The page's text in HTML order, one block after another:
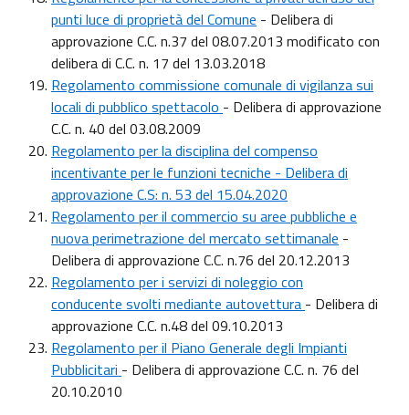
punti luce di proprietà del Comune - Delibera di
approvazione C.C. n.37 del 08.07.2013 modificato con
delibera di C.C. n. 17 del 13.03.2018
Regolamento commissione comunale di vigilanza sui
locali di pubblico spettacolo - Delibera di approvazione
C.C. n. 40 del 03.08.2009
Regolamento per la disciplina del compenso
incentivante per le funzioni tecniche - Delibera di
approvazione C.S: n. 53 del 15.04.2020
Regolamento per il commercio su aree pubbliche e
nuova perimetrazione del mercato settimanale -
Delibera di approvazione C.C. n.76 del 20.12.2013
Regolamento per i servizi di noleggio con
conducente svolti mediante autovettura - Delibera di
approvazione C.C. n.48 del 09.10.2013
Regolamento per il Piano Generale degli Impianti
Pubblicitari - Delibera di approvazione C.C. n. 76 del
20.10.2010